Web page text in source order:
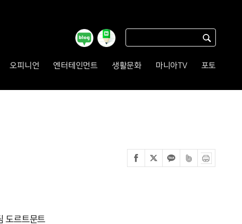
오피니언 엔터테인먼트 생활문화 마니아TV 포토
도르트문트